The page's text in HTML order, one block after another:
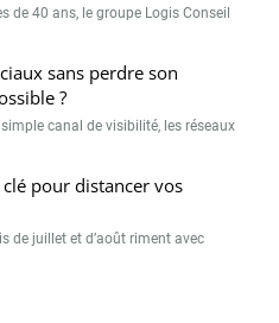
de 40 ans, le groupe Logis Conseil
sans perdre son
?
canal de visibilité, les réseaux
pour distancer vos
de juillet et d’août riment avec